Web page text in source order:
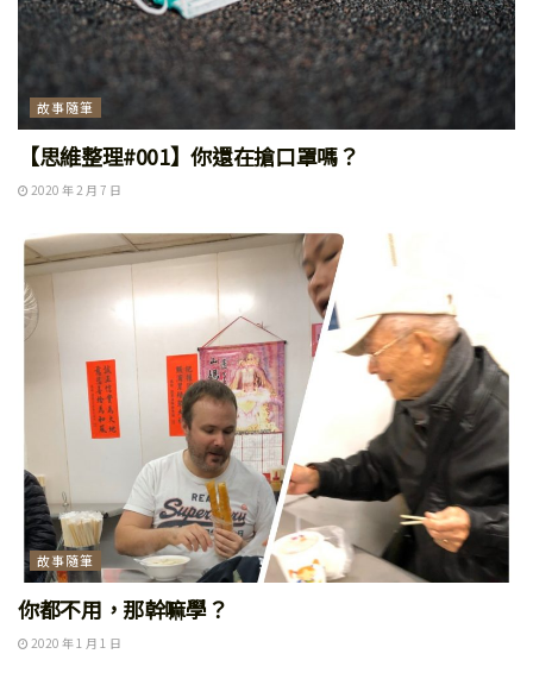
故事隨筆
【思維整理#001】你還在搶口罩嗎？
2020 年 2 月 7 日
故事隨筆
你都不用，那幹嘛學？
2020 年 1 月 1 日